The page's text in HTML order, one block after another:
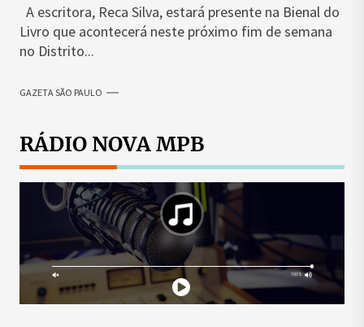
A escritora, Reca Silva, estará presente na Bienal do
Livro que acontecerá neste próximo fim de semana
no Distrito...
GAZETA SÃO PAULO
RÁDIO NOVA MPB